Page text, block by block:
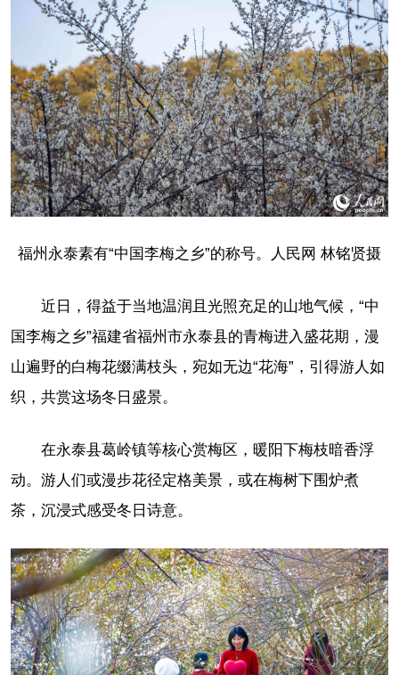
福州永泰素有“中国李梅之乡”的称号。人民网 林铭贤摄
近日，得益于当地温润且光照充足的山地气候，“中
国李梅之乡”福建省福州市永泰县的青梅进入盛花期，漫
山遍野的白梅花缀满枝头，宛如无边“花海”，引得游人如
织，共赏这场冬日盛景。
在永泰县葛岭镇等核心赏梅区，暖阳下梅枝暗香浮
动。游人们或漫步花径定格美景，或在梅树下围炉煮
茶，沉浸式感受冬日诗意。